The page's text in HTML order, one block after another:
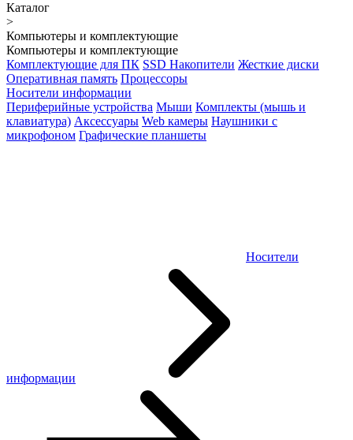
Каталог
>
Компьютеры и комплектующие
Компьютеры и комплектующие
Комплектующие для ПК SSD Накопители Жесткие диски
Оперативная память Процессоры
Носители информации
Периферийные устройства Мыши Комплекты (мышь и
клавиатура) Аксессуары Web камеры Наушники с
микрофоном Графические планшеты
Носители
информации